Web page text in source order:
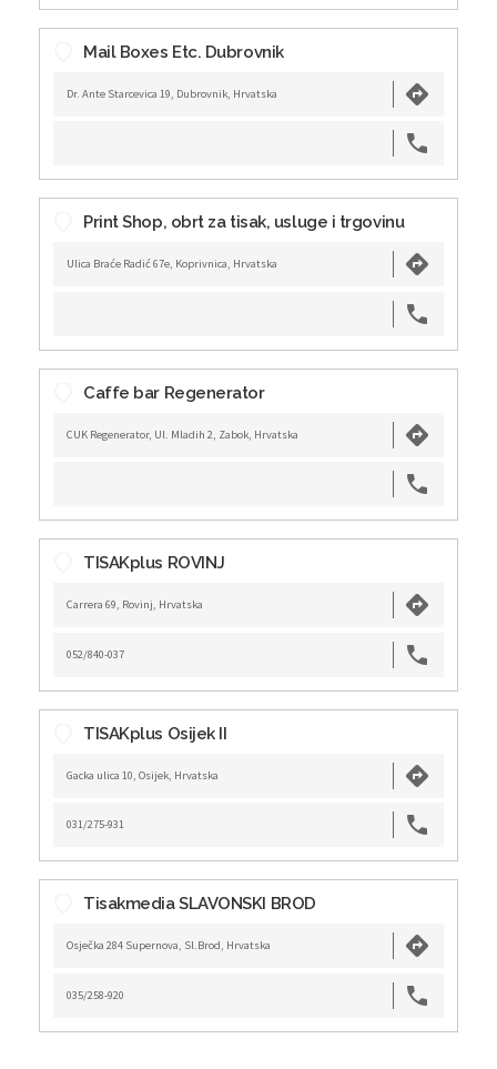
Mail Boxes Etc. Dubrovnik
Dr. Ante Starcevica 19, Dubrovnik, Hrvatska
Print Shop, obrt za tisak, usluge i trgovinu
Ulica Braće Radić 67e, Koprivnica, Hrvatska
Caffe bar Regenerator
CUK Regenerator, Ul. Mladih 2, Zabok, Hrvatska
TISAKplus ROVINJ
Carrera 69, Rovinj, Hrvatska
052/840-037
TISAKplus Osijek II
Gacka ulica 10, Osijek, Hrvatska
031/275-931
Tisakmedia SLAVONSKI BROD
Osječka 284 Supernova, Sl.Brod, Hrvatska
035/258-920